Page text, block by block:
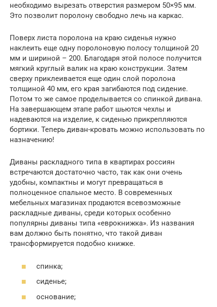
необходимо вырезать отверстия размером 50×95 мм.
Это позволит поролону свободно лечь на каркас.
Поверх листа поролона на краю сиденья нужно
наклеить еще одну поролоновую полосу толщиной 20
мм и шириной – 200. Благодаря этой полосе получится
мягкий круглый валик на краю конструкции. Затем
сверху приклеивается еще один слой поролона
толщиной 40 мм, его края загибаются под сидение.
Потом то же самое проделывается со спинкой дивана.
На завершающем этапе работ шьются чехлы и
надеваются на изделие, к сиденью прикрепляются
бортики. Теперь диван-кровать можно использовать по
назначению!
Диваны раскладного типа в квартирах россиян
встречаются достаточно часто, так как они очень
удобны, компактны и могут превращаться в
полноценное спальное место. В современных
мебельных магазинах продаются всевозможные
раскладные диваны, среди которых особенно
популярны диваны типа «еврокнижка». Из названия
вам должно быть понятно, что такой диван
трансформируется подобно книжке.
спинка;
сиденье;
основание;